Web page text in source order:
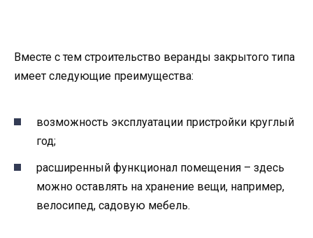
Вместе с тем строительство веранды закрытого типа
имеет следующие преимущества:
возможность эксплуатации пристройки круглый
год;
расширенный функционал помещения – здесь
можно оставлять на хранение вещи, например,
велосипед, садовую мебель.